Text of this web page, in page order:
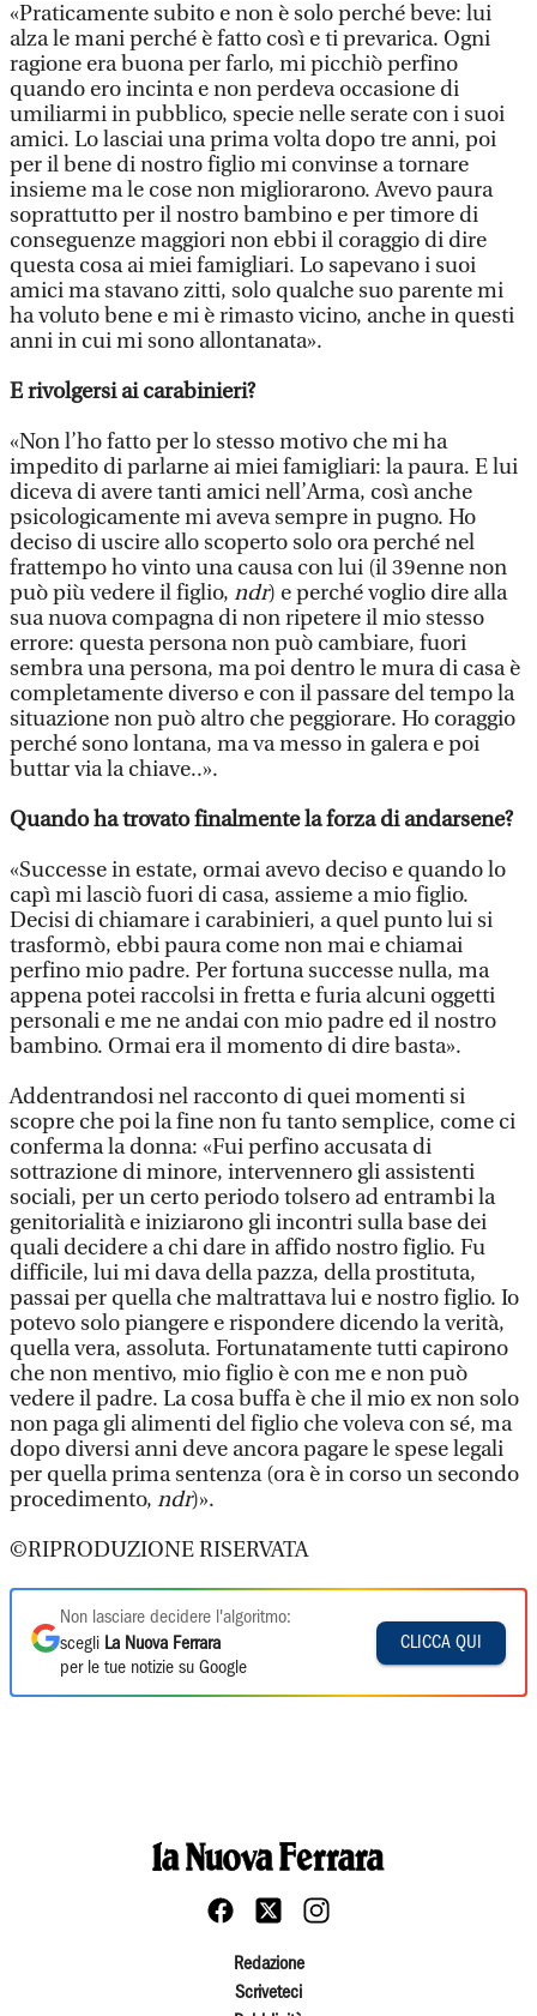
«Praticamente subito e non è solo perché beve: lui
alza le mani perché è fatto così e ti prevarica. Ogni
ragione era buona per farlo, mi picchiò perfino
quando ero incinta e non perdeva occasione di
umiliarmi in pubblico, specie nelle serate con i suoi
amici. Lo lasciai una prima volta dopo tre anni, poi
per il bene di nostro figlio mi convinse a tornare
insieme ma le cose non migliorarono. Avevo paura
soprattutto per il nostro bambino e per timore di
conseguenze maggiori non ebbi il coraggio di dire
questa cosa ai miei famigliari. Lo sapevano i suoi
amici ma stavano zitti, solo qualche suo parente mi
ha voluto bene e mi è rimasto vicino, anche in questi
anni in cui mi sono allontanata».
E rivolgersi ai carabinieri?
«Non l’ho fatto per lo stesso motivo che mi ha
impedito di parlarne ai miei famigliari: la paura. E lui
diceva di avere tanti amici nell’Arma, così anche
psicologicamente mi aveva sempre in pugno. Ho
deciso di uscire allo scoperto solo ora perché nel
frattempo ho vinto una causa con lui (il 39enne non
può più vedere il figlio, ndr) e perché voglio dire alla
sua nuova compagna di non ripetere il mio stesso
errore: questa persona non può cambiare, fuori
sembra una persona, ma poi dentro le mura di casa è
completamente diverso e con il passare del tempo la
situazione non può altro che peggiorare. Ho coraggio
perché sono lontana, ma va messo in galera e poi
buttar via la chiave..».
Quando ha trovato finalmente la forza di andarsene?
«Successe in estate, ormai avevo deciso e quando lo
capì mi lasciò fuori di casa, assieme a mio figlio.
Decisi di chiamare i carabinieri, a quel punto lui si
trasformò, ebbi paura come non mai e chiamai
perfino mio padre. Per fortuna successe nulla, ma
appena potei raccolsi in fretta e furia alcuni oggetti
personali e me ne andai con mio padre ed il nostro
bambino. Ormai era il momento di dire basta».
Addentrandosi nel racconto di quei momenti si
scopre che poi la fine non fu tanto semplice, come ci
conferma la donna: «Fui perfino accusata di
sottrazione di minore, intervennero gli assistenti
sociali, per un certo periodo tolsero ad entrambi la
genitorialità e iniziarono gli incontri sulla base dei
quali decidere a chi dare in affido nostro figlio. Fu
difficile, lui mi dava della pazza, della prostituta,
passai per quella che maltrattava lui e nostro figlio. Io
potevo solo piangere e rispondere dicendo la verità,
quella vera, assoluta. Fortunatamente tutti capirono
che non mentivo, mio figlio è con me e non può
vedere il padre. La cosa buffa è che il mio ex non solo
non paga gli alimenti del figlio che voleva con sé, ma
dopo diversi anni deve ancora pagare le spese legali
per quella prima sentenza (ora è in corso un secondo
procedimento, ndr)».
©RIPRODUZIONE RISERVATA
Non lasciare decidere l'algoritmo:
scegli La Nuova Ferrara
per le tue notizie su Google
CLICCA QUI
Redazione
Scriveteci